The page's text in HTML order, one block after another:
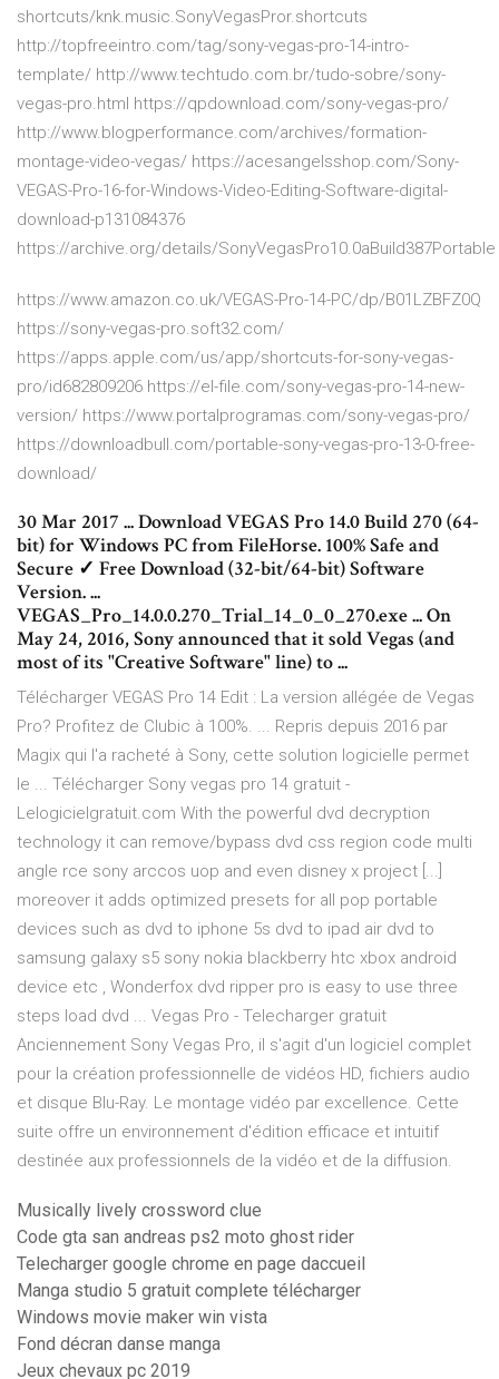
shortcuts/knk.music.SonyVegasPror.shortcuts
http://topfreeintro.com/tag/sony-vegas-pro-14-intro-
template/ http://www.techtudo.com.br/tudo-sobre/sony-
vegas-pro.html https://qpdownload.com/sony-vegas-pro/
http://www.blogperformance.com/archives/formation-
montage-video-vegas/ https://acesangelsshop.com/Sony-
VEGAS-Pro-16-for-Windows-Video-Editing-Software-digital-
download-p131084376
https://archive.org/details/SonyVegasPro10.0aBuild387Portable
https://www.amazon.co.uk/VEGAS-Pro-14-PC/dp/B01LZBFZ0Q
https://sony-vegas-pro.soft32.com/
https://apps.apple.com/us/app/shortcuts-for-sony-vegas-
pro/id682809206 https://el-file.com/sony-vegas-pro-14-new-
version/ https://www.portalprogramas.com/sony-vegas-pro/
https://downloadbull.com/portable-sony-vegas-pro-13-0-free-
download/
30 Mar 2017 ... Download VEGAS Pro 14.0 Build 270 (64-
bit) for Windows PC from FileHorse. 100% Safe and
Secure ✓ Free Download (32-bit/64-bit) Software
Version. ...
VEGAS_Pro_14.0.0.270_Trial_14_0_0_270.exe ... On
May 24, 2016, Sony announced that it sold Vegas (and
most of its "Creative Software" line) to ...
Télécharger VEGAS Pro 14 Edit : La version allégée de Vegas
Pro? Profitez de Clubic à 100%. ... Repris depuis 2016 par
Magix qui l'a racheté à Sony, cette solution logicielle permet
le ... Télécharger Sony vegas pro 14 gratuit -
Lelogicielgratuit.com With the powerful dvd decryption
technology it can remove/bypass dvd css region code multi
angle rce sony arccos uop and even disney x project [...]
moreover it adds optimized presets for all pop portable
devices such as dvd to iphone 5s dvd to ipad air dvd to
samsung galaxy s5 sony nokia blackberry htc xbox android
device etc , Wonderfox dvd ripper pro is easy to use three
steps load dvd ... Vegas Pro - Telecharger gratuit
Anciennement Sony Vegas Pro, il s'agit d'un logiciel complet
pour la création professionnelle de vidéos HD, fichiers audio
et disque Blu-Ray. Le montage vidéo par excellence. Cette
suite offre un environnement d'édition efficace et intuitif
destinée aux professionnels de la vidéo et de la diffusion.
Musically lively crossword clue
Code gta san andreas ps2 moto ghost rider
Telecharger google chrome en page daccueil
Manga studio 5 gratuit complete télécharger
Windows movie maker win vista
Fond décran danse manga
Jeux chevaux pc 2019